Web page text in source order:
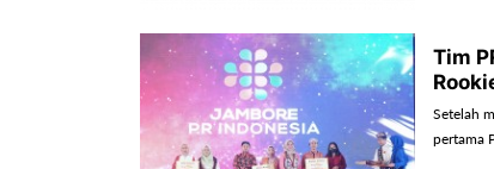
Tim
Setelah
pertama